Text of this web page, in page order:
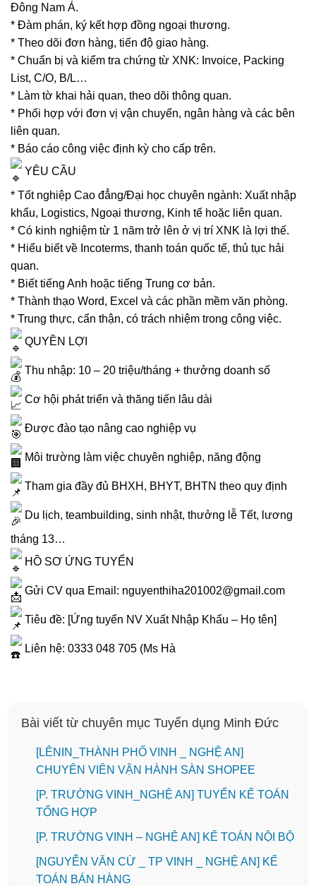
Đông Nam Á.
* Đàm phán, ký kết hợp đồng ngoại thương.
* Theo dõi đơn hàng, tiến độ giao hàng.
* Chuẩn bị và kiểm tra chứng từ XNK: Invoice, Packing
List, C/O, B/L…
* Làm tờ khai hải quan, theo dõi thông quan.
* Phối hợp với đơn vị vận chuyển, ngân hàng và các bên
liên quan.
* Báo cáo công việc định kỳ cho cấp trên.
YÊU CẦU
* Tốt nghiệp Cao đẳng/Đại học chuyên ngành: Xuất nhập
khẩu, Logistics, Ngoại thương, Kinh tế hoặc liên quan.
* Có kinh nghiệm từ 1 năm trở lên ở vị trí XNK là lợi thế.
* Hiểu biết về Incoterms, thanh toán quốc tế, thủ tục hải
quan.
* Biết tiếng Anh hoặc tiếng Trung cơ bản.
* Thành thạo Word, Excel và các phần mềm văn phòng.
* Trung thực, cẩn thận, có trách nhiệm trong công việc.
QUYỀN LỢI
Thu nhập: 10 – 20 triệu/tháng + thưởng doanh số
Cơ hội phát triển và thăng tiến lâu dài
Được đào tạo nâng cao nghiệp vụ
Môi trường làm việc chuyên nghiệp, năng động
Tham gia đầy đủ BHXH, BHYT, BHTN theo quy định
Du lịch, teambuilding, sinh nhật, thưởng lễ Tết, lương
tháng 13…
HỒ SƠ ỨNG TUYỂN
Gửi CV qua Email: nguyenthiha201002@gmail.com
Tiêu đề: [Ứng tuyển NV Xuất Nhập Khẩu – Họ tên]
Liên hệ: 0333 048 705 (Ms Hà
Bài viết từ chuyên mục Tuyển dụng Minh Đức
️[LÊNIN_THÀNH PHỐ VINH _ NGHỆ AN]
CHUYÊN VIÊN VẬN HÀNH SÀN SHOPEE
[P. TRƯỜNG VINH_NGHỆ AN] TUYỂN KẾ TOÁN
TỔNG HỢP
[P. TRƯỜNG VINH – NGHỆ AN] KẾ TOÁN NỘI BỘ
[NGUYỄN VĂN CỪ _ TP VINH _ NGHỆ AN] KẾ
TOÁN BÁN HÀNG